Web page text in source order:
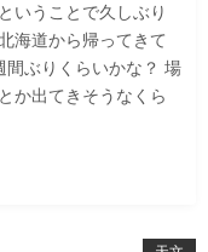
いうことで久しぶり
海道から帰ってきて
間ぶりくらいかな？ 場
か出てきそうなくら